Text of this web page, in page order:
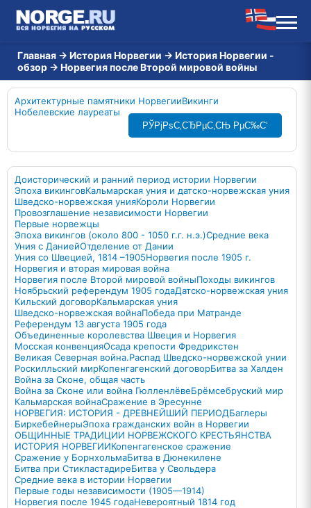
Главная → История Норвегии → История Норвегии -
обзор → Норвегия после Второй мировой войны
Архитектурные памятники НорвегииВикинги
Нобелевские лауреаты
РЎРјРѕС‚СЂРµС‚СЊ РµС‰С‘
Доисторический и ранний период истории Норвегии
Эпоха викинговКальмарская уния и датско-норвежская уния
Шведско-норвежская унияКороли Норвегии
Провозглашение независимости Норвегии
Первые норвежцы
Эпоха викингов (около 800 - 1050 г.г. н.э.)Средние века
Уния с ДаниейОтделение от Дании
Уния со Швецией, 1814 –1905Норвегия после 1905 г.
Норвегия и вторая мировая война
Норвегия после Второй мировой войныПоходы викингов
Ноябрьский референдум 1905 годаДатско-норвежская уния
Кильский договорКальмарская уния
Шведско-норвежская войнаПобеда при Матранде
Референдум 13 августа 1905 года
Объединенные королевства Швеция и Норвегия
Мосская конвенцияОсада крепости Фредрикстен
Великая Северная война.Распад Шведско-норвежской унии
Роскилльский мирКопенгагенский договорБитва за Халден
Война за Сконе, общая часть
Война за Сконе или война ГюлленлёвеБрёмсебруский мир
Кальмарская войнаСражение в Эресунне
НОРВЕГИЯ: ИСТОРИЯ - ДРЕВНЕЙШИЙ ПЕРИОДБаглеры
БиркебейнерыЭпоха гражданских войн в Норвегии
ОБЩИННЫЕ ТРАДИЦИИ НОРВЕЖСКОГО КРЕСТЬЯНСТВА
ИСТОРИЯ НОРВЕГИИКопенгагенское сражение
Сражение у БорнхольмаБитва в Дюнекилене
Битва при СтикластадиреБитва у Свольдера
Средние века в истории Норвегии
Первые годы независимости (1905—1914)
Норвегия после 1945 годаНевероятный 1814 год